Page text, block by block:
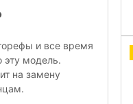
и все время
эту модель.
на замену